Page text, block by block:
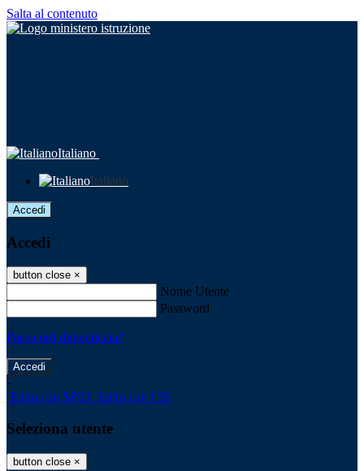
Salta al contenuto
Italiano
Italiano
Accedi
Accedi
button close ×
Nome Utente
Password
Password dimenticata?
-
Entra con SPID Entra con CIE
Seleziona utente
button close ×